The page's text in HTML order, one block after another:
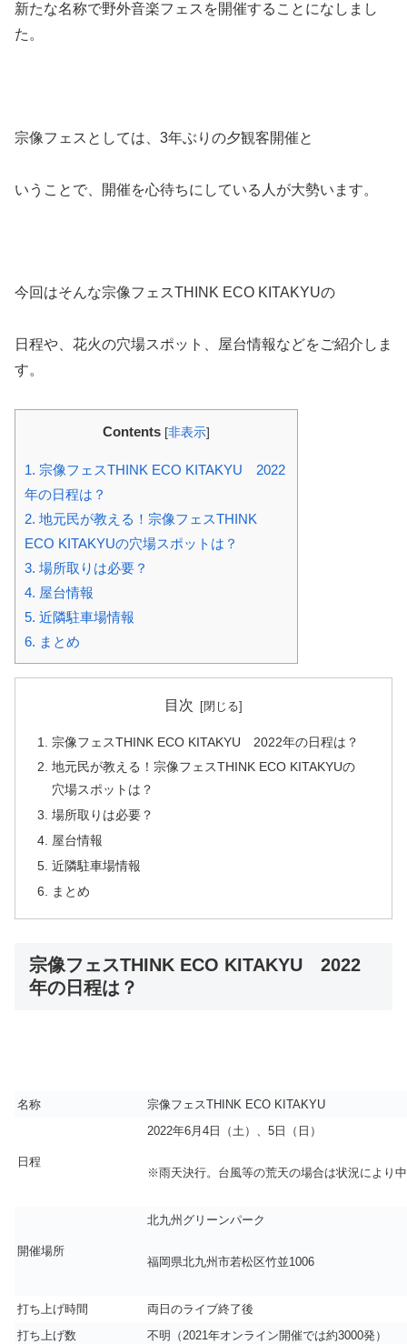
新たな名称で野外音楽フェスを開催することになしまし
た。
宗像フェスとしては、3年ぶりの夕観客開催と
いうことで、開催を心待ちにしている人が大勢います。
今回はそんな宗像フェスTHINK ECO KITAKYUの
日程や、花火の穴場スポット、屋台情報などをご紹介しま
す。
Contents [非表示]
1. 宗像フェスTHINK ECO KITAKYU 2022
年の日程は？
2. 地元民が教える！宗像フェスTHINK
ECO KITAKYUの穴場スポットは？
3. 場所取りは必要？
4. 屋台情報
5. 近隣駐車場情報
6. まとめ
目次
宗像フェスTHINK ECO KITAKYU 2022年の日程は？
地元民が教える！宗像フェスTHINK ECO KITAKYUの
穴場スポットは？
場所取りは必要？
屋台情報
近隣駐車場情報
まとめ
宗像フェスTHINK ECO KITAKYU 2022
年の日程は？
名称 宗像フェスTHINK ECO KITAKYU
日程
2022年6月4日（土）、5日（日）
※雨天決行。台風等の荒天の場合は状況により
開催場所
北九州グリーンパーク
福岡県北九州市若松区竹並1006
打ち上げ時間
両日のライブ終了後
打ち上げ数
不明（2021年オンライン開催では約3000発）